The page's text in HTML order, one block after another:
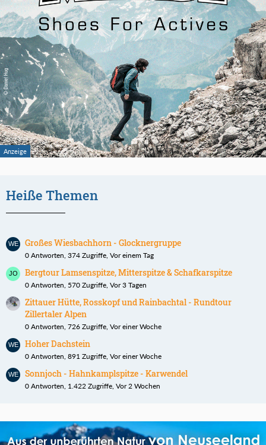
Heiße Themen
Großes Wiesbachhorn - Glocknergruppe
0 Antworten, 374 Zugriffe, Vor einem Tag
Bergtour Lamsenspitze, Mitterspitze & Schafkarspitze
0 Antworten, 570 Zugriffe, Vor 3 Tagen
Zittauer Hütte, Rosskopf und Rainbachtal - Rundtour
Zillertaler Alpen
0 Antworten, 726 Zugriffe, Vor einer Woche
Hoher Dachstein
0 Antworten, 891 Zugriffe, Vor einer Woche
Sonnjoch - Hahnkamplspitze - Karwendel
0 Antworten, 1.422 Zugriffe, Vor 2 Wochen